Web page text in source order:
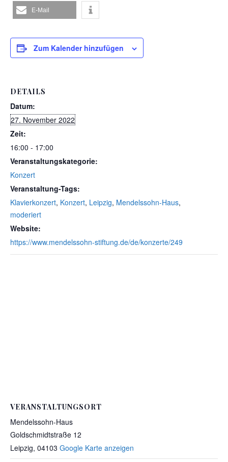
E-Mail
Zum Kalender hinzufügen
DETAILS
Datum:
27. November 2022
Zeit:
16:00 - 17:00
Veranstaltungskategorie:
Konzert
Veranstaltung-Tags:
Klavierkonzert, Konzert, Leipzig, Mendelssohn-Haus,
moderiert
Website:
https://www.mendelssohn-stiftung.de/de/konzerte/249
VERANSTALTUNGSORT
Mendelssohn-Haus
Goldschmidtstraße 12
Leipzig, 04103 Google Karte anzeigen